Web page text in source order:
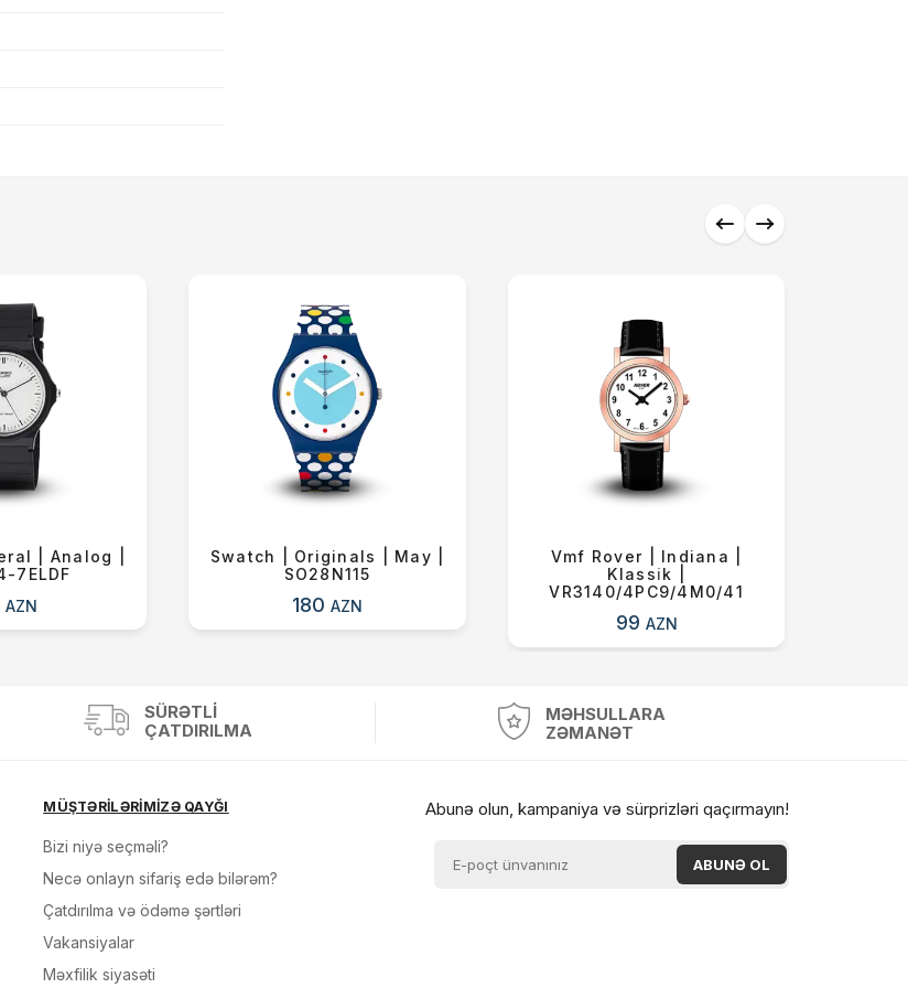
| Analog |
7ELDF
AZN
Swatch | Originals | May |
SO28N115
180AZN
Vmf Rover | Indiana |
Klassi̇k |
VR3140/4PC9/4M0/41
99 AZN
SÜRƏTLI
ÇATDIRILMA
MƏHSULLARA
ZƏMANƏT
MÜŞTƏRİLƏRİMİZƏ QAYĞI
Bizi niyə seçməli?
Necə onlayn sifariş edə bilərəm?
Çatdırılma və ödəmə şərtləri
Vakansiyalar
Məxfilik siyasəti
Abunə olun, kampaniya və sürprizləri qaçırmayın!